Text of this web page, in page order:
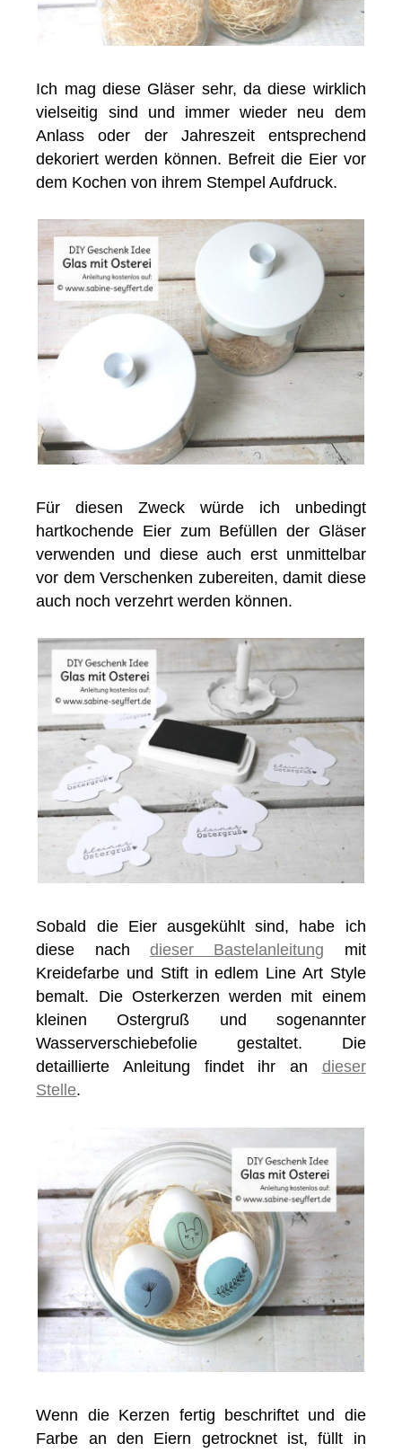
Ich mag diese Gläser sehr, da diese wirklich
vielseitig sind und immer wieder neu dem
Anlass oder der Jahreszeit entsprechend
dekoriert werden können. Befreit die Eier vor
dem Kochen von ihrem Stempel Aufdruck.
Für diesen Zweck würde ich unbedingt
hartkochende Eier zum Befüllen der Gläser
verwenden und diese auch erst unmittelbar
vor dem Verschenken zubereiten, damit diese
auch noch verzehrt werden können.
Sobald die Eier ausgekühlt sind, habe ich
diese nach dieser Bastelanleitung mit
Kreidefarbe und Stift in edlem Line Art Style
bemalt. Die Osterkerzen werden mit einem
kleinen Ostergruß und sogenannter
Wasserverschiebefolie gestaltet. Die
detaillierte Anleitung findet ihr an dieser
Stelle.
Wenn die Kerzen fertig beschriftet und die
Farbe an den Eiern getrocknet ist, füllt in